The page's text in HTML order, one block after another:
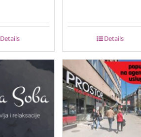
Details Details